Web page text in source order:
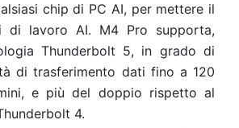
chip di PC AI, per mettere il
di lavoro AI. M4 Pro supporta,
Thunderbolt 5, in grado di
di trasferimento dati fino a 120
e più del doppio rispetto al
4.